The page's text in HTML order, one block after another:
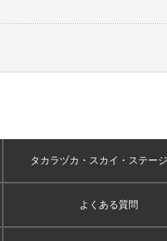
タカラヅカ・スカイ ・ステー
よくある質問